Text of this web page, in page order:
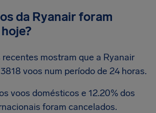
da Ryanair foram
recentes mostram que a Ryanair
voos num período de 24 horas.
voos domésticos e 12.20% dos
foram cancelados.